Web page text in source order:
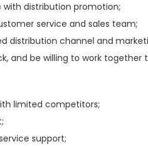
with distribution promotion;
service and sales team;
distribution channel and
and be willing to work together
limited competitors;
support;